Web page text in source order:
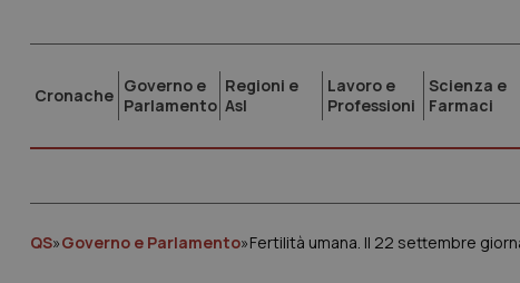
Cronache Governo e
Parlamento
Regioni e
Asl
Lavoro e
Professioni
Scienza e
Farmaci
QS»Governo e Parlamento»Fertilità umana. Il 22 settembre